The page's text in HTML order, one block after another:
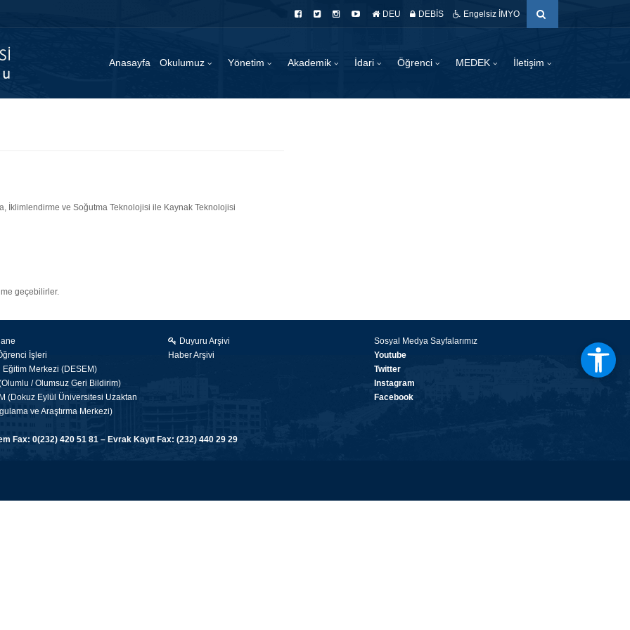
DEU DEBİS Engelsiz İMYO
Anasayfa Okulumuz Yönetim Akademik İdari Öğrenci MEDEK İletişim
İklimlendirme ve Soğutma Teknolojisi ile Kaynak Teknolojisi
geçebilirler.
İşleri
Eğitim Merkezi (DESEM)
/ Olumsuz Geri Bildirim)
(Dokuz Eylül Üniversitesi Uzaktan
ve Araştırma Merkezi)
Duyuru Arşivi
Haber Arşivi
Sosyal Medya Sayfalarımız
Youtube
Twitter
Instagram
Facebook
Fax: 0(232) 420 51 81 – Evrak Kayıt Fax: (232) 440 29 29